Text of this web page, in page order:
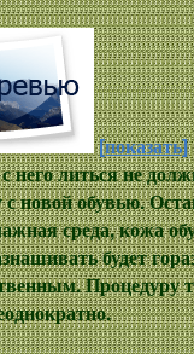
[показать]
него литься не
новой обувью.
среда, кожа
будет